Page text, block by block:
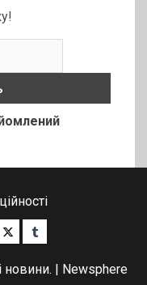
TwitterTumblr
новини.
Newsphere